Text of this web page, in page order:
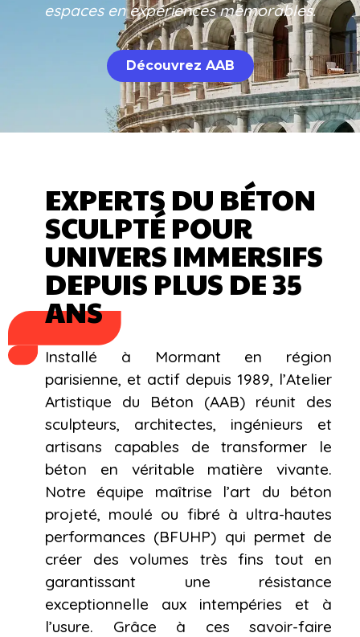
espaces en expériences mémorables.
Découvrez AAB
EXPERTS DU BÉTON
SCULPTÉ POUR
UNIVERS IMMERSIFS
DEPUIS PLUS DE 35
ANS
Installé à Mormant en région
parisienne, et actif depuis 1989, l’Atelier
Artistique du Béton (AAB) réunit des
sculpteurs, architectes, ingénieurs et
artisans capables de transformer le
béton en véritable matière vivante.
Notre équipe maîtrise l’art du béton
projeté, moulé ou fibré à ultra-hautes
performances (BFUHP) qui permet de
créer des volumes très fins tout en
garantissant une résistance
exceptionnelle aux intempéries et à
l’usure. Grâce à ces savoir-faire